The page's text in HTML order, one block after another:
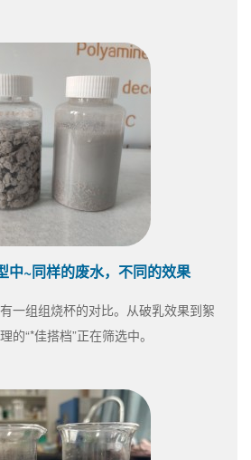
中~同样的废水，不同的效果
一组组烧杯的对比。从破乳效果到絮
“*佳搭档”正在筛选中。